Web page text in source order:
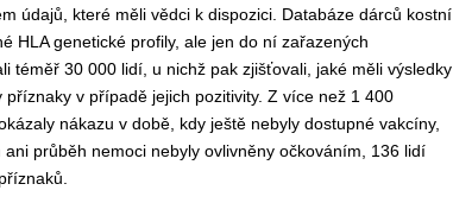
údajů, které měli vědci k dispozici. Databáze dárců kostní
HLA genetické profily, ale jen do ní zařazených
téměř 30 000 lidí, u nichž pak zjišťovali, jaké měli výsledky
příznaky v případě jejich pozitivity. Z více než 1 400
nákazu v době, kdy ještě nebyly dostupné vakcíny,
průběh nemoci nebyly ovlivněny očkováním, 136 lidí